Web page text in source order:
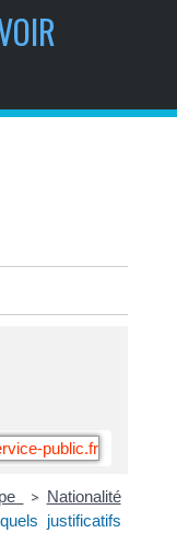
> Nationalité
justificatifs